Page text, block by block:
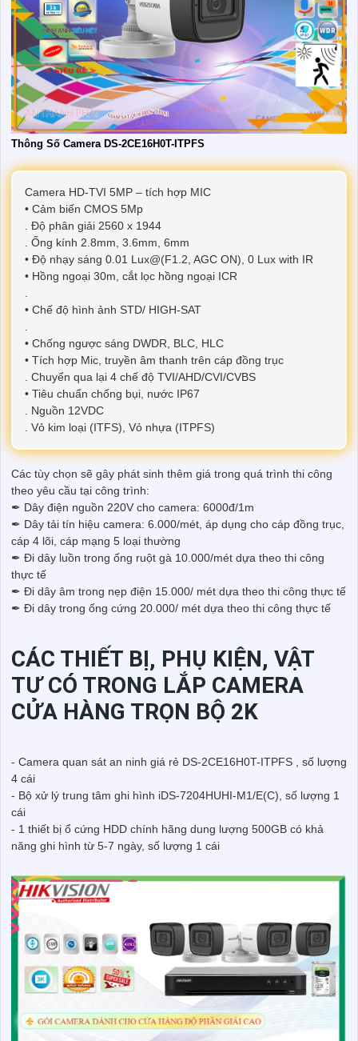
Thông Số Camera DS-2CE16H0T-ITPFS
Camera HD-TVI 5MP – tích hợp MIC
• Cảm biến CMOS 5Mp
. Độ phân giải 2560 x 1944
. Ống kính 2.8mm, 3.6mm, 6mm
• Độ nhạy sáng 0.01 Lux@(F1.2, AGC ON), 0 Lux with IR
• Hồng ngoại 30m, cắt lọc hồng ngoại ICR
• Chế độ hình ảnh STD/ HIGH-SAT
• Chống ngược sáng DWDR, BLC, HLC
• Tích hợp Mic, truyền âm thanh trên cáp đồng trục
. Chuyển qua lại 4 chế độ TVI/AHD/CVI/CVBS
• Tiêu chuẩn chống bụi, nước IP67
. Nguồn 12VDC
. Vỏ kim loại (ITFS), Vỏ nhựa (ITPFS)
Các tùy chọn sẽ gây phát sinh thêm giá trong quá trình thi công
theo yêu cầu tại công trình:
✒ Dây điện nguồn 220V cho camera: 6000đ/1m
✒ Dây tải tín hiệu camera: 6.000/mét, áp dụng cho cáp đồng trục,
cáp 4 lõi, cáp mạng 5 loại thường
✒ Đi dây luồn trong ống ruột gà 10.000/mét dựa theo thi công
thực tế
✒ Đi dây âm trong nẹp điện 15.000/ mét dựa theo thi công thực tế
✒ Đi dây trong ống cứng 20.000/ mét dựa theo thi công thực tế
CÁC THIẾT BỊ, PHỤ KIỆN, VẬT
TƯ CÓ TRONG LẮP CAMERA
CỬA HÀNG TRỌN BỘ 2K
- Camera quan sát an ninh giá rẻ DS-2CE16H0T-ITPFS , số lượng
4 cái
- Bộ xử lý trung tâm ghi hình iDS-7204HUHI-M1/E(C), số lượng 1
cái
- 1 thiết bị ổ cứng HDD chính hãng dung lượng 500GB có khả
năng ghi hình từ 5-7 ngày, số lượng 1 cái